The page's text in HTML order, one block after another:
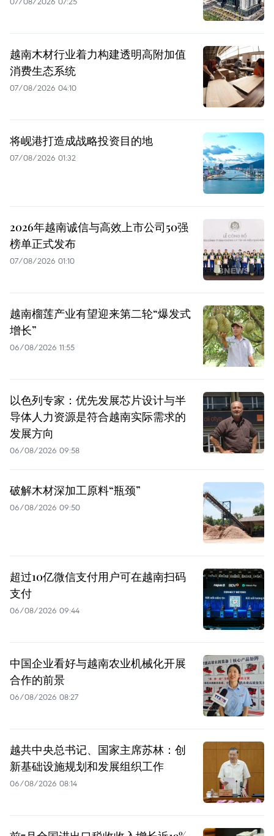
越南木材行业着力构建透明高附加值
消费生态系统
07/08/2026 04:10
将岘港打造成战略投资目的地
07/08/2026 01:32
2026年越南诚信与高效上市公司50强
榜单正式发布
07/08/2026 01:10
越南榴莲产业有望迎来第二轮“爆发式
增长”
06/08/2026 11:55
以色列专家：优先发展芯片设计与半
导体人力资源是符合越南实际需求的
发展方向
06/08/2026 09:58
破解木材深加工原料“瓶颈”
06/08/2026 09:50
超过10亿微信支付用户可在越南扫码
支付
06/08/2026 09:44
中国企业看好与越南农业机械化开展
合作的前景
06/08/2026 08:27
越共中央总书记、国家主席苏林：创
新基础设施规划和发展组织工作
06/08/2026 08:14